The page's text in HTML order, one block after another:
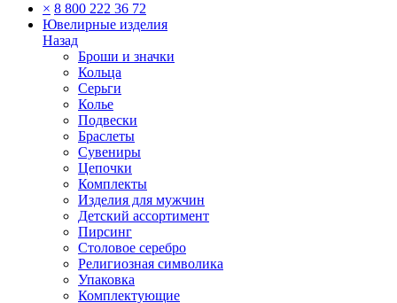
× 8 800 222 36 72
Ювелирные изделия
Назад
Броши и значки
Кольца
Серьги
Колье
Подвески
Браслеты
Сувениры
Цепочки
Комплекты
Изделия для мужчин
Детский ассортимент
Пирсинг
Столовое серебро
Религиозная символика
Упаковка
Комплектующие